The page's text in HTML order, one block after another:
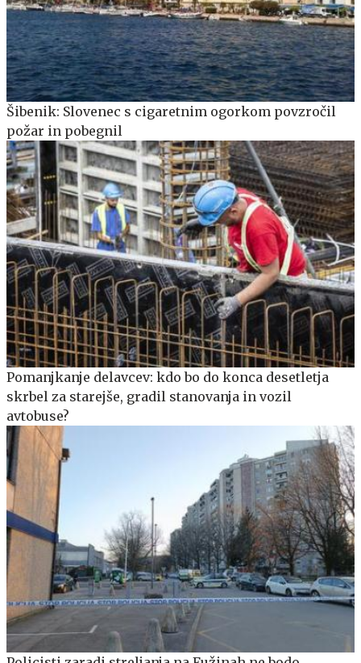
Šibenik: Slovenec s cigaretnim ogorkom povzročil
požar in pobegnil
Pomanjkanje delavcev: kdo bo do konca desetletja
skrbel za starejše, gradil stanovanja in vozil
avtobuse?